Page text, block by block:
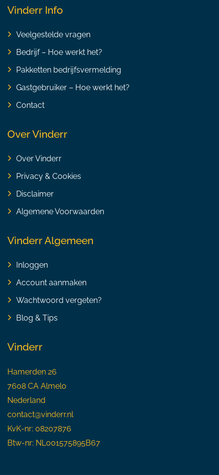
Vinderr Info
Veelgestelde vragen
Bedrijf – Hoe werkt het?
Pakketten bedrijfsvermelding
Gastgebruiker – Hoe werkt het?
Contact
Over Vinderr
Over Vinderr
Privacy & Cookies
Disclaimer
Algemene Voorwaarden
Vinderr Algemeen
Inloggen
Account aanmaken
Wachtwoord vergeten?
Blog & Tips
Vinderr
Hamerden 26
7608 CA Almelo
Nederland
contact@vinderr.nl
KvK-nr: 08207876
Btw-nr: NL001575895B67